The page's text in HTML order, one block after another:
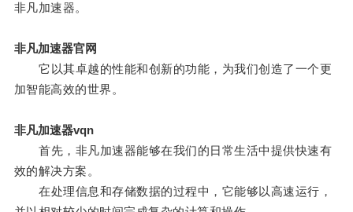
非凡加速器。
非凡加速器官网
它以其卓越的性能和创新的功能，为我们创造了一个更
加智能高效的世界。
非凡加速器vqn
首先，非凡加速器能够在我们的日常生活中提供快速有
效的解决方案。
在处理信息和存储数据的过程中，它能够以高速运行，